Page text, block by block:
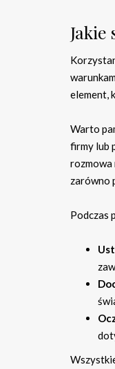
element,
Warto
firmy lub
rozmowa
zarówno
Podczas